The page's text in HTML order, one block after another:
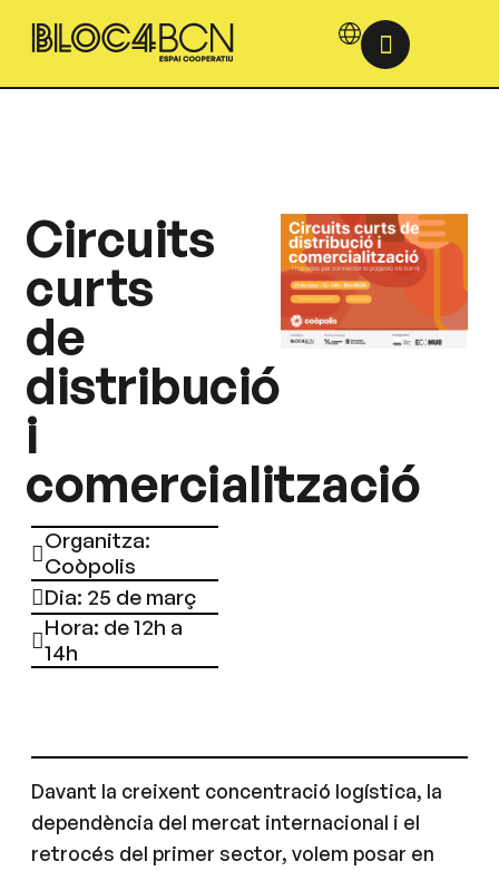
Circuits
curts
de
distribució
i
comercialització
Organitza:
Coòpolis
Dia: 25 de març
Hora: de 12h a
14h
Davant la creixent concentració logística, la
dependència del mercat internacional i el
retrocés del primer sector, volem posar en